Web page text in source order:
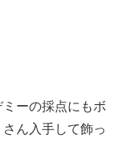
ーの採点にもボ
ん入手して飾っ